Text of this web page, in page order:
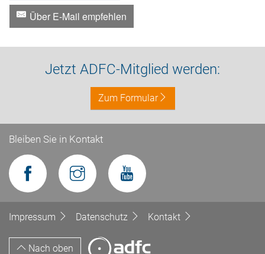
Über E-Mail empfehlen
Jetzt ADFC-Mitglied werden:
Zum Formular
Bleiben Sie in Kontakt
Impressum Datenschutz Kontakt
Nach oben